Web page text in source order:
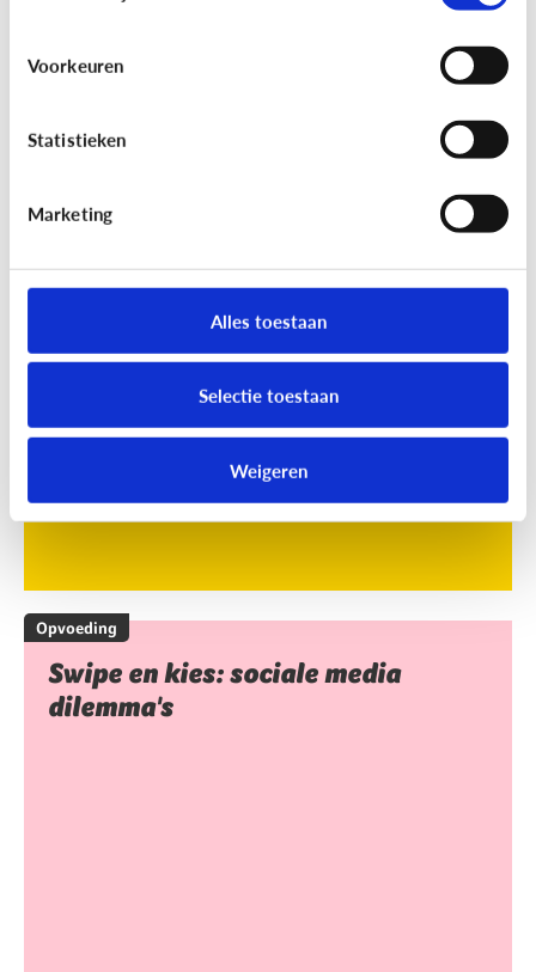
Voorkeuren
Statistieken
Marketing
Alles toestaan
Selectie toestaan
Weigeren
[Online quiz]Waar is schermtijd
Opvoeding
Swipe en kies: sociale media
dilemma's